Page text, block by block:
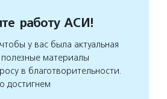
работу АСИ!
у вас была актуальная
материалы
в благотворительности.
достигнем